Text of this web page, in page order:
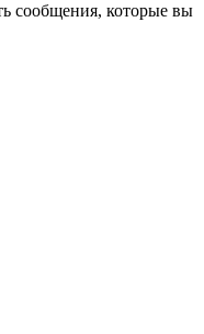
сообщения, которые вы